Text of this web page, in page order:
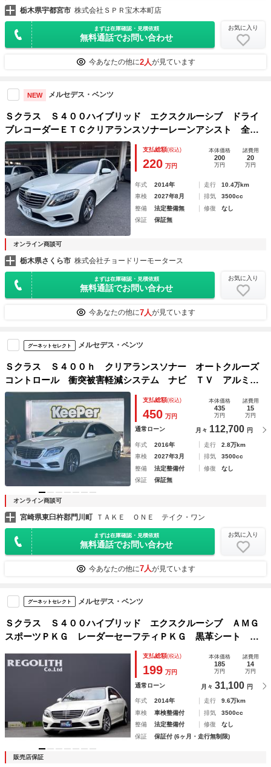
栃木県宇都宮市 株式会社ＳＰＲ宝木本町店
まずは在庫確認・見積依頼
無料通話でお問い合わせ
お気に入り
今あなたの他に2人が見ています
NEW メルセデス・ベンツ
Ｓクラス Ｓ４００ハイブリッド エクスクルーシブ ドライ
ブレコーダーＥＴＣクリアランスソナーレーンアシスト 全周
囲カメラナビアルミホイールオートライト サンルーフＡＴシ
ートヒーター シートエアコン スマートキー 電動格納ミラ
ー、エクスクルーシブ
支払総額(税込)
220 万円
本体価格
200
万円
諸費用
20
万円
年式 2014年 走行
10.4万km
車検
2027年8月 排気
3500cc
整備
法定整備無 修復
なし
保証
保証無
オンライン商談可
栃木県さくら市 株式会社チョードリーモータース
まずは在庫確認・見積依頼
無料通話でお問い合わせ
お気に入り
今あなたの他に7人が見ています
グーネットセレクト メルセデス・ベンツ
Ｓクラス Ｓ４００ｈ クリアランスソナー オートクルーズ
コントロール 衝突被害軽減システム ナビ ＴＶ アルミホ
イール オートライト サンルーフ ＡＴ シートヒーター
スマートキー 電動格納ミラー 盗難防止システム
支払総額(税込)
450 万円
本体価格
435
万円
諸費用
15
万円
通常ローン 月々 112,700 円
年式 2016年 走行
2.8万km
車検
2027年3月 排気
3500cc
整備
法定整備付 修復
なし
保証
保証無
オンライン商談可
宮崎県東臼杵郡門川町 ＴＡＫＥ ＯＮＥ テイク・ワン
まずは在庫確認・見積依頼
無料通話でお問い合わせ
お気に入り
今あなたの他に7人が見ています
グーネットセレクト メルセデス・ベンツ
Ｓクラス Ｓ４００ハイブリッド エクスクルーシブ ＡＭＧ
スポーツＰＫＧ レーダーセーフティＰＫＧ 黒革シート サ
ンルーフ 純正ナビ ブルメスターサウンド ３６０カメラ
マッサージシート ランバーサポート オートトランク スマ
支払総額(税込)
199 万円
本体価格
185
万円
諸費用
14
万円
通常ローン 月々 31,100 円
年式 2014年 走行
9.6万km
車検
車検整備付 排気
3500cc
整備
法定整備付 修復
なし
保証
保証付 (6ヶ月・走行無制限)
販売店保証